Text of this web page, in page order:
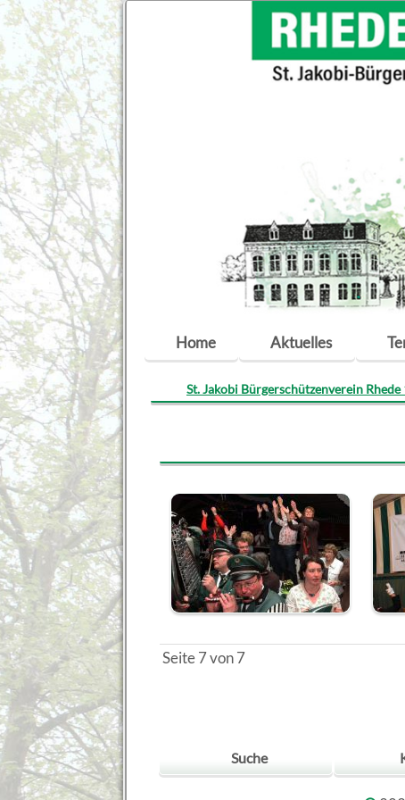
überspringen
Home Aktuelles
St. Jakobi Bürgerschützenverein Rhede
Seite 7 von 7
Suche